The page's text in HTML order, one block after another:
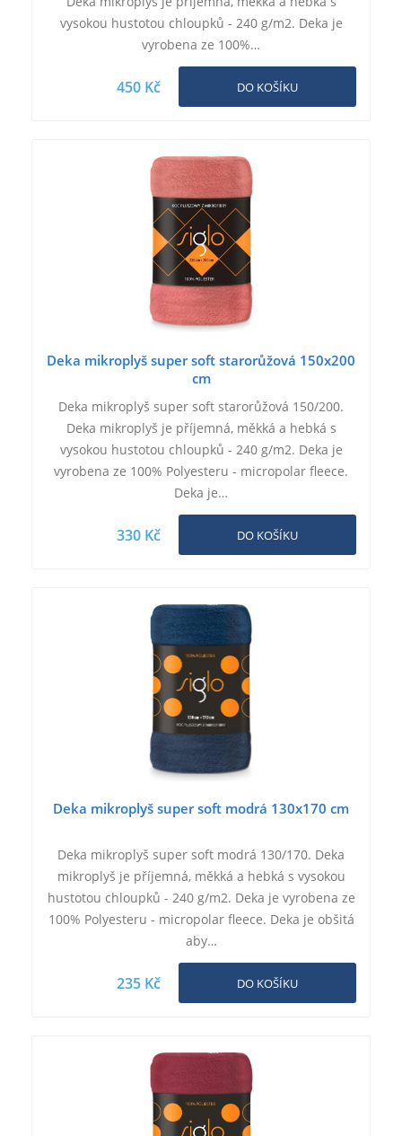
vysokou hustotou chloupků - 240 g/m2. Deka je
vyrobena ze 100%…
450 Kč DO KOŠÍKU
Deka mikroplyš super soft starorůžová 150x200
cm
Deka mikroplyš super soft starorůžová 150/200.
Deka mikroplyš je příjemná, měkká a hebká s
vysokou hustotou chloupků - 240 g/m2. Deka je
vyrobena ze 100% Polyesteru - micropolar fleece.
Deka je…
330 Kč DO KOŠÍKU
Deka mikroplyš super soft modrá 130x170 cm
Deka mikroplyš super soft modrá 130/170. Deka
mikroplyš je příjemná, měkká a hebká s vysokou
hustotou chloupků - 240 g/m2. Deka je vyrobena ze
100% Polyesteru - micropolar fleece. Deka je obšitá
aby…
235 Kč DO KOŠÍKU